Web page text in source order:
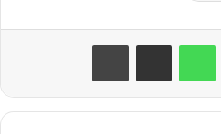
واتساب